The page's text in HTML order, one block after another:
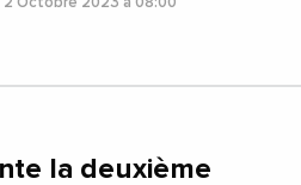
2 Octobre 2023 à 08:00
la deuxième